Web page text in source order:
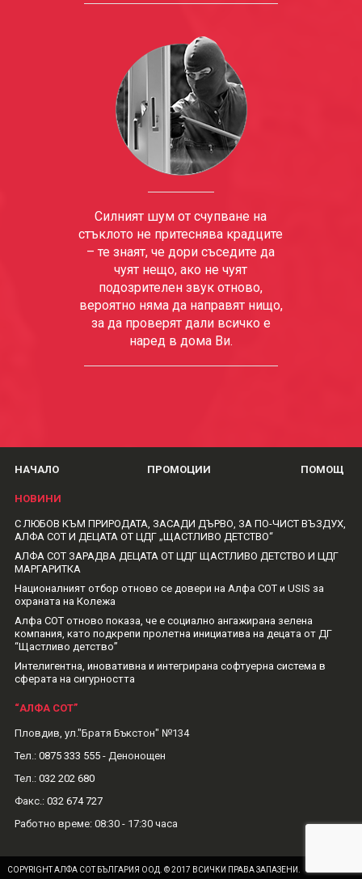
Силният шум от счупване на
стъклото не притеснява крадците
– те знаят, че дори съседите да
чуят нещо, ако не чуят
подозрителен звук отново,
вероятно няма да направят нищо,
за да проверят дали всичко е
наред в дома Ви.
НАЧАЛО ПРОМОЦИИ ПОМОЩ
НОВИНИ
С ЛЮБОВ КЪМ ПРИРОДАТА, ЗАСАДИ ДЪРВО, ЗА ПО-ЧИСТ ВЪЗДУХ,
АЛФА СОТ И ДЕЦАТА ОТ ЦДГ „ЩАСТЛИВО ДЕТСТВО“
АЛФА СОТ ЗАРАДВА ДЕЦАТА ОТ ЦДГ ЩАСТЛИВО ДЕТСТВО И ЦДГ
МАРГАРИТКА
Националният отбор отново се довери на Алфа СОТ и USIS за
охраната на Колежа
Алфа СОТ отново показа, че е социално ангажирана зелена
компания, като подкрепи пролетна инициатива на децата от ДГ
“Щастливо детство”
Интелигентна, иновативна и интегрирана софтуерна система в
сферата на сигурността
“АЛФА СОТ”
Пловдив, ул."Братя Бъкстон" №134
Тел.: 0875 333 555- Денонощен
Тел.: 032 202 680
Факс.: 032 674 727
Рабoтно време: 08:30 - 17:30 часа
COPYRIGHT АЛФА СОТ БЪЛГАРИЯ ООД. © 2017 ВСИЧКИ ПРАВА ЗАПАЗЕНИ.